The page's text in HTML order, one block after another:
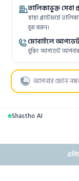
তালিকাভুক্ত সেবা
স্বাস্থ্য প্ল্যাটফর্মে
বুক করুন।
মোবাইলে আপডেট
বুকিং আপডেট আপনার
Shastho AI